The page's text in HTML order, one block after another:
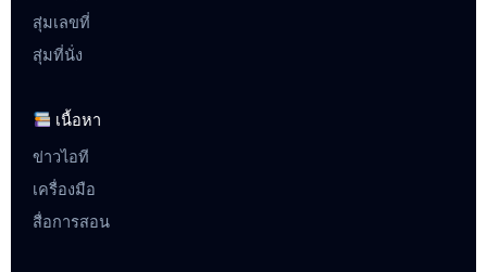
สุ่มเลขที่
สุ่มที่นั่ง
เนื้อหา
ข่าวไอที
เครื่องมือ
สื่อการสอน